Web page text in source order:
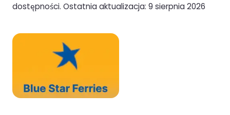
dostępności. Ostatnia aktualizacja: 9 sierpnia 2026